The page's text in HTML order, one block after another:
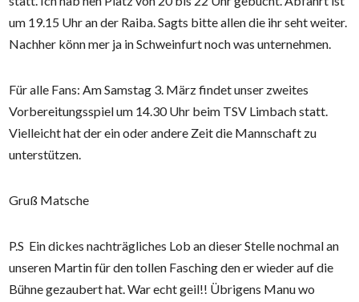
um 19.15 Uhr an der Raiba. Sagts bitte allen die ihr seht weiter.
Nachher könn mer ja in Schweinfurt noch was unternehmen.
Für alle Fans: Am Samstag 3. März findet unser zweites
Vorbereitungsspiel um 14.30 Uhr beim TSV Limbach statt.
Vielleicht hat der ein oder andere Zeit die Mannschaft zu
unterstützen.
Gruß Matsche
P.S Ein dickes nachträgliches Lob an dieser Stelle nochmal an
unseren Martin für den tollen Fasching den er wieder auf die
Bühne gezaubert hat. War echt geil!! Übrigens Manu wo